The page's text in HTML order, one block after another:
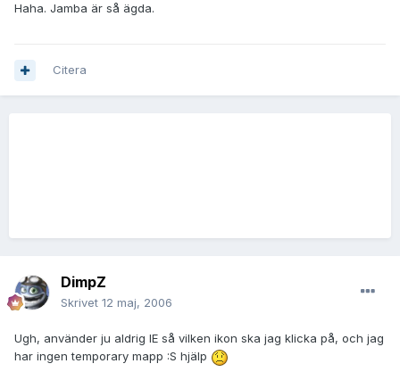
Haha. Jamba är så ägda.
Citera
DimpZ
Skrivet 12 maj, 2006
Ugh, använder ju aldrig IE så vilken ikon ska jag klicka på, och jag
har ingen temporary mapp :S hjälp